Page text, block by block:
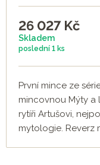
26 027 Kč
Skladem
poslední 1 ks
První mince ze
mincovnou Mýty a
rytíři Artušovi,
mytologie. Reverz